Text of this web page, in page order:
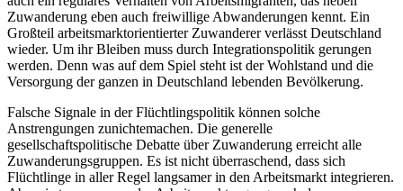
Zuwanderung eben auch freiwillige Abwanderungen kennt. Ein
Großteil arbeitsmarktorientierter Zuwanderer verlässt Deutschland
wieder. Um ihr Bleiben muss durch Integrationspolitik gerungen
werden. Denn was auf dem Spiel steht ist der Wohlstand und die
Versorgung der ganzen in Deutschland lebenden Bevölkerung.
Falsche Signale in der Flüchtlingspolitik können solche
Anstrengungen zunichtemachen. Die generelle
gesellschaftspolitische Debatte über Zuwanderung erreicht alle
Zuwanderungsgruppen. Es ist nicht überraschend, dass sich
Flüchtlinge in aller Regel langsamer in den Arbeitsmarkt integrieren.